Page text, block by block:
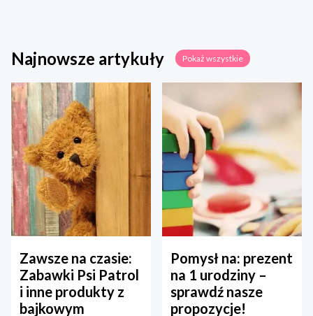
Najnowsze artykuły Pokaż wszystkie
Zawsze na czasie:
Zabawki Psi Patrol
i inne produkty z
bajkowym
Pomysł na: prezent
na 1 urodziny –
sprawdź nasze
propozycje!